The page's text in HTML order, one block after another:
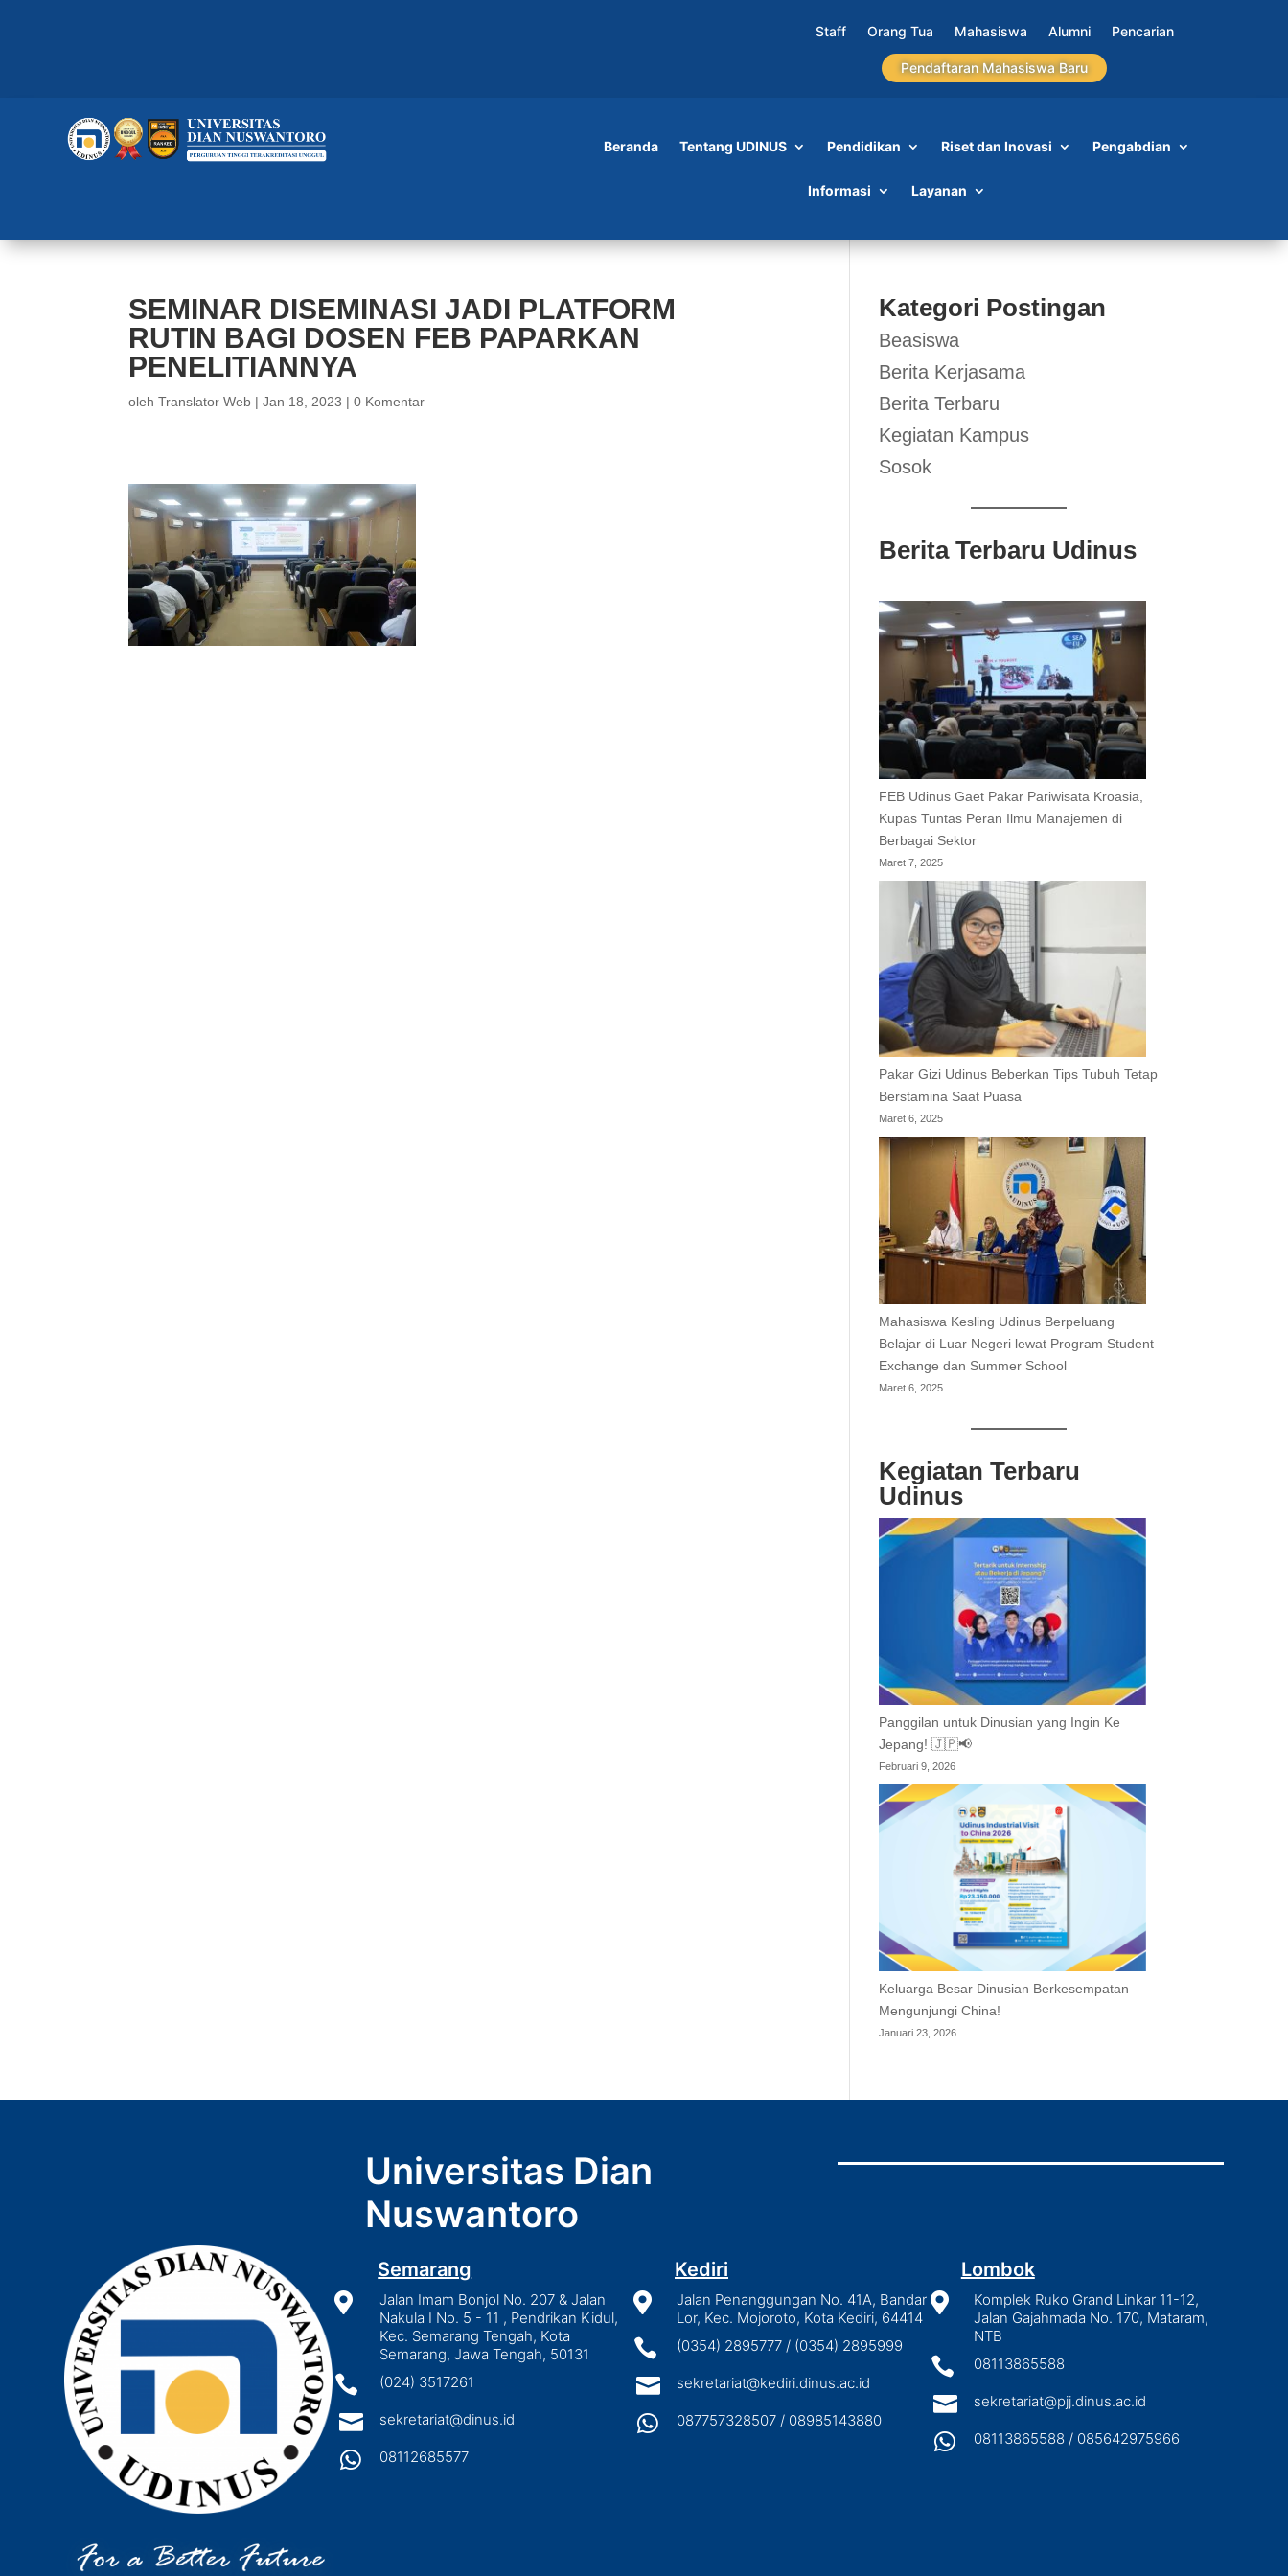
Staff Orang Tua Mahasiswa Alumni Pencarian
Pendaftaran Mahasiswa Baru
Beranda Tentang UDINUS Pendidikan Riset dan Inovasi Pengabdian
Informasi Layanan
SEMINAR DISEMINASI JADI PLATFORM
RUTIN BAGI DOSEN FEB PAPARKAN
PENELITIANNYA
olehTranslator Web |Jan 18, 2023 |0 Komentar
Kategori Postingan
Beasiswa
Berita Kerjasama
Berita Terbaru
Kegiatan Kampus
Sosok
Berita Terbaru Udinus
FEB Udinus Gaet Pakar Pariwisata Kroasia,
Kupas Tuntas Peran Ilmu Manajemen di
Berbagai Sektor
Maret 7, 2025
Pakar Gizi Udinus Beberkan Tips Tubuh Tetap
Berstamina Saat Puasa
Maret 6, 2025
Mahasiswa Kesling Udinus Berpeluang
Belajar di Luar Negeri lewat Program Student
Exchange dan Summer School
Maret 6, 2025
Kegiatan Terbaru
Udinus
Panggilan untuk Dinusian yang Ingin Ke
Jepang! 🇯🇵📢
Februari 9, 2026
Keluarga Besar Dinusian Berkesempatan
Mengunjungi China!
Januari 23, 2026
Universitas Dian
Nuswantoro
Semarang

Jalan Imam Bonjol No. 207 & Jalan
Nakula I No. 5 - 11 , Pendrikan Kidul,
Kec. Semarang Tengah, Kota
Semarang, Jawa Tengah, 50131
 (024) 3517261
 sekretariat@dinus.id
 08112685577
Kediri

Jalan Penanggungan No. 41A, Bandar
Lor, Kec. Mojoroto, Kota Kediri, 64414
 (0354) 2895777 / (0354) 2895999
 sekretariat@kediri.dinus.ac.id
 087757328507 / 08985143880
Lombok

Komplek Ruko Grand Linkar 11-12,
Jalan Gajahmada No. 170, Mataram,
NTB
 08113865588
 sekretariat@pjj.dinus.ac.id
 08113865588 / 085642975966